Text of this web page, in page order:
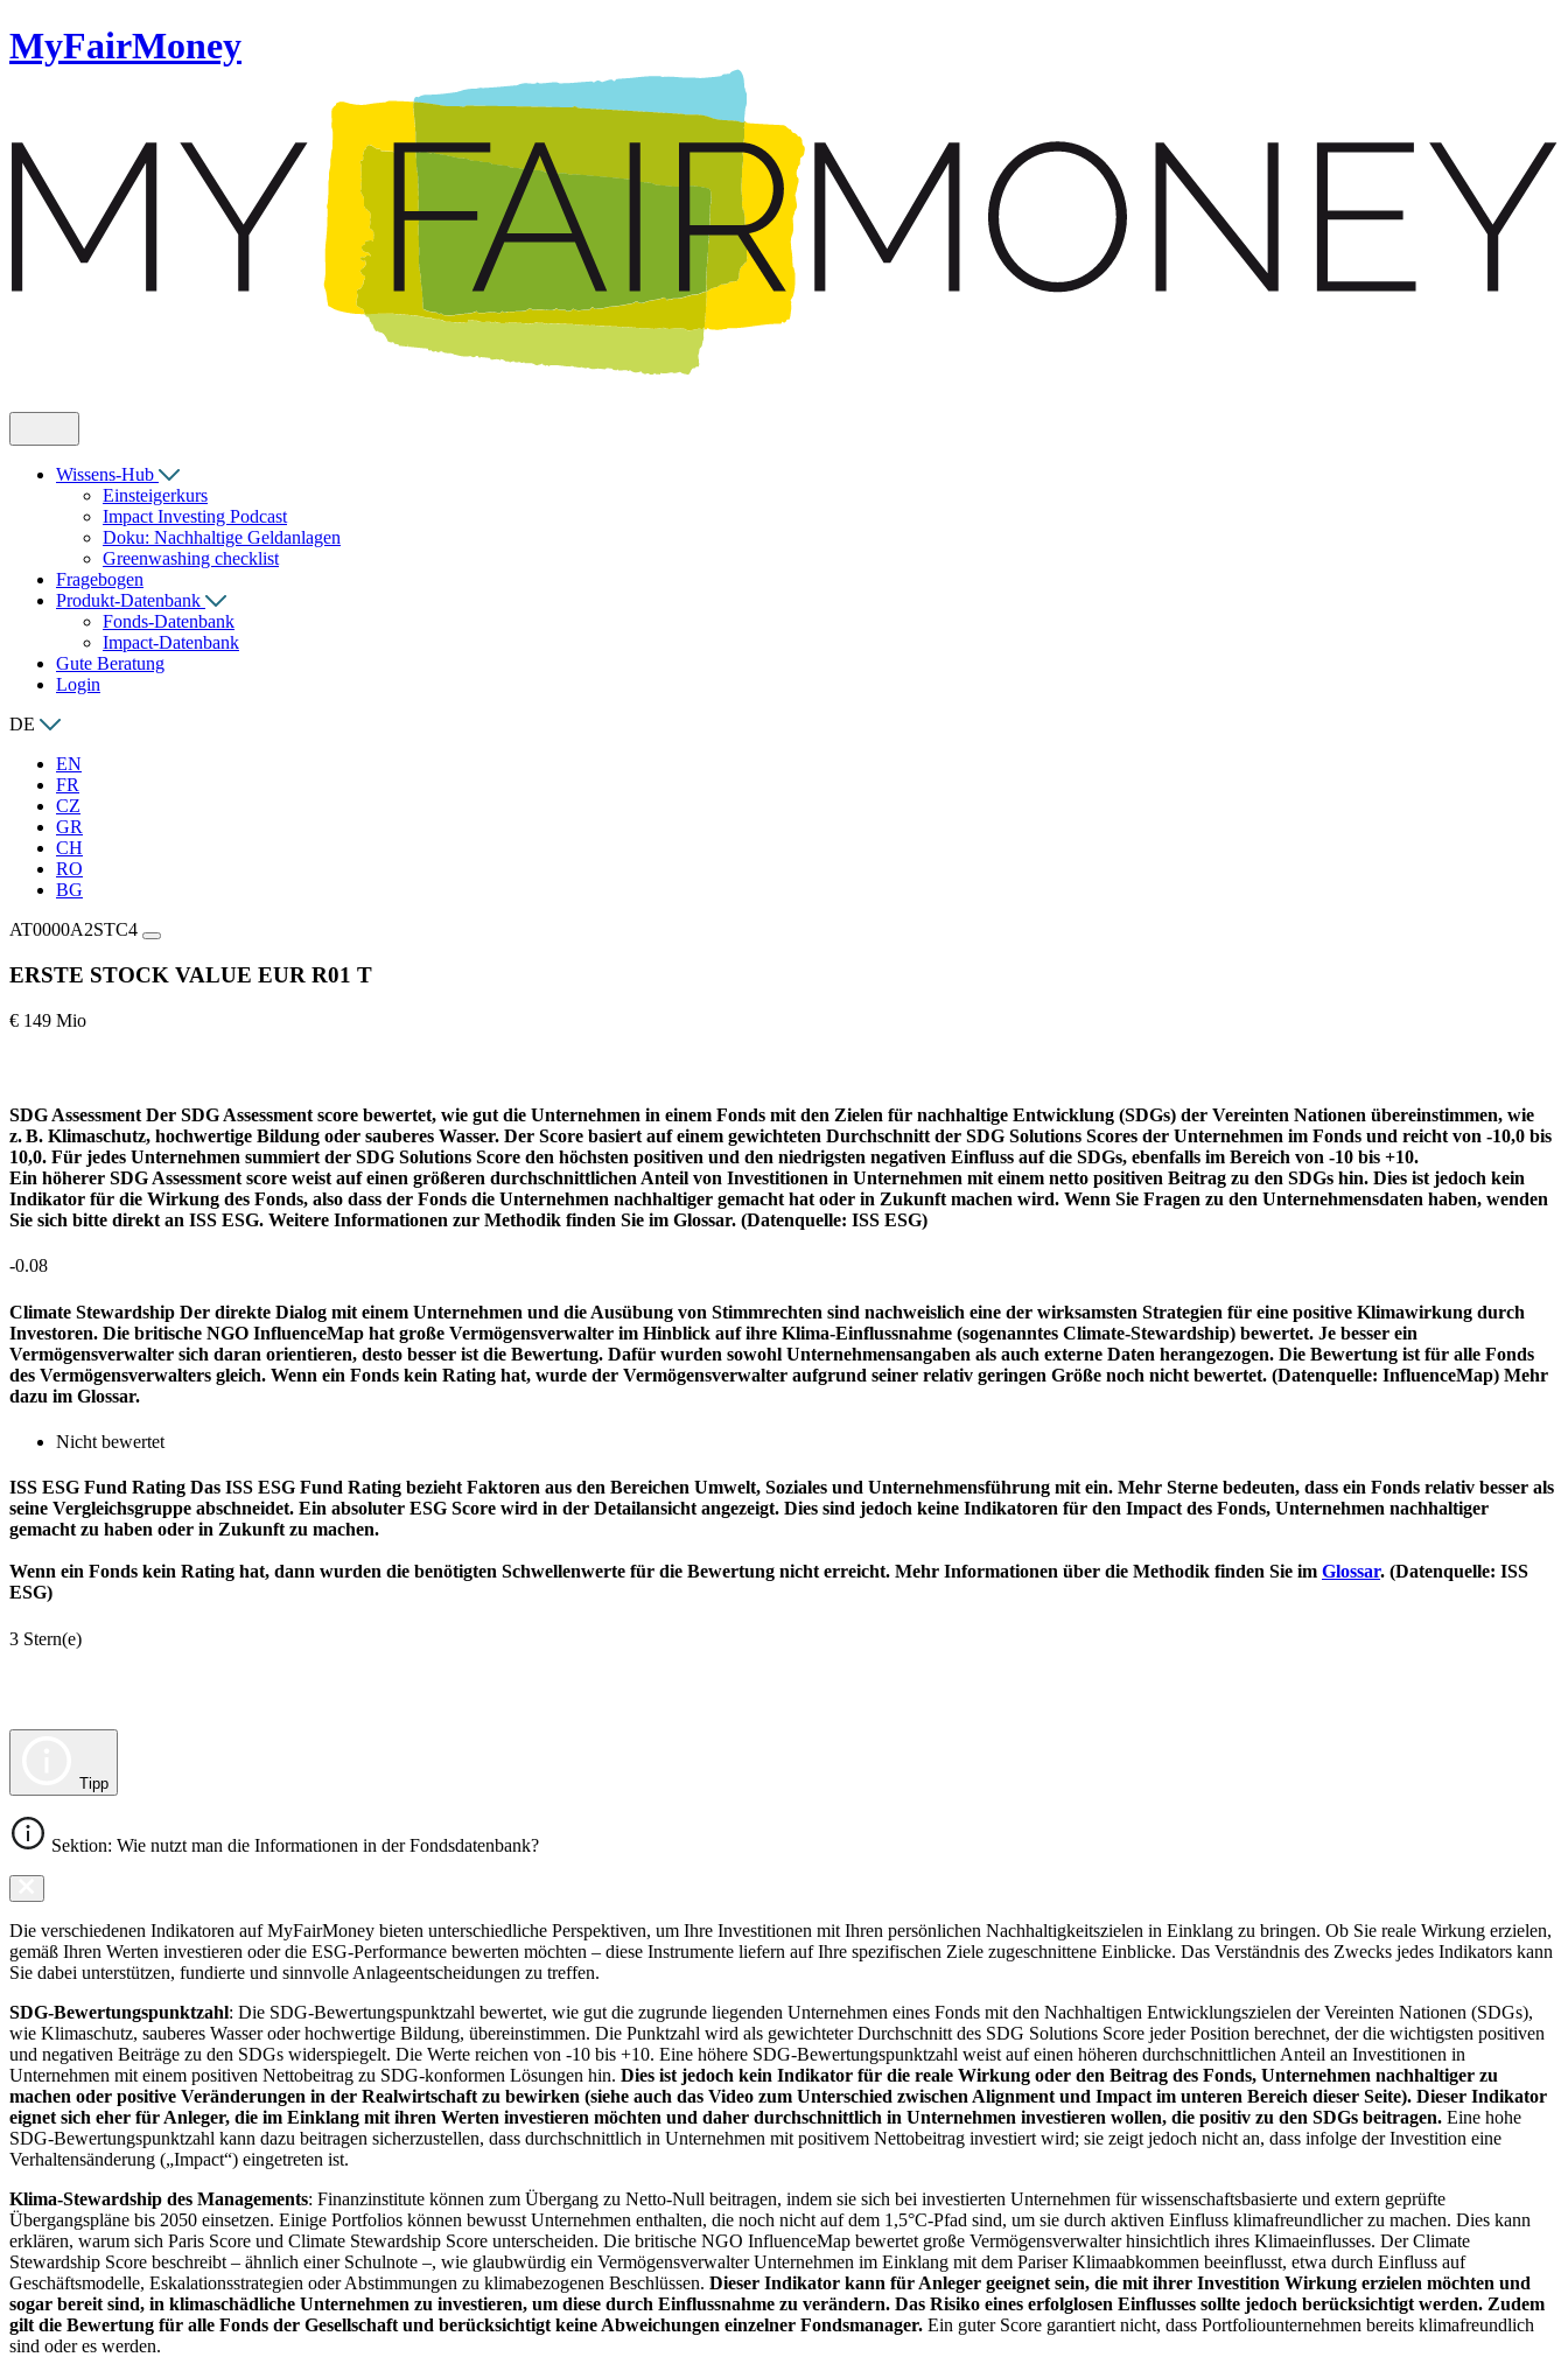
MyFairMoney
Wissens-Hub
Einsteigerkurs
Impact Investing Podcast
Doku: Nachhaltige Geldanlagen
Greenwashing checklist
Fragebogen
Produkt-Datenbank
Fonds-Datenbank
Impact-Datenbank
Gute Beratung
Login
DE
EN
FR
CZ
GR
CH
RO
BG
AT0000A2STC4
ERSTE STOCK VALUE EUR R01 T
€ 149 Mio
SDG Assessment Der SDG Assessment score bewertet, wie gut die Unternehmen in einem Fonds mit den Zielen für nachhaltige Entwicklung (SDGs) der Vereinten Nationen übereinstimmen, wie
z. B. Klimaschutz, hochwertige Bildung oder sauberes Wasser. Der Score basiert auf einem gewichteten Durchschnitt der SDG Solutions Scores der Unternehmen im Fonds und reicht von -10,0 bis
10,0. Für jedes Unternehmen summiert der SDG Solutions Score den höchsten positiven und den niedrigsten negativen Einfluss auf die SDGs, ebenfalls im Bereich von -10 bis +10.
Ein höherer SDG Assessment score weist auf einen größeren durchschnittlichen Anteil von Investitionen in Unternehmen mit einem netto positiven Beitrag zu den SDGs hin. Dies ist jedoch kein
Indikator für die Wirkung des Fonds, also dass der Fonds die Unternehmen nachhaltiger gemacht hat oder in Zukunft machen wird. Wenn Sie Fragen zu den Unternehmensdaten haben, wenden
Sie sich bitte direkt an ISS ESG. Weitere Informationen zur Methodik finden Sie im Glossar. (Datenquelle: ISS ESG)
-0.08
Climate Stewardship Der direkte Dialog mit einem Unternehmen und die Ausübung von Stimmrechten sind nachweislich eine der wirksamsten Strategien für eine positive Klimawirkung durch
Investoren. Die britische NGO InfluenceMap hat große Vermögensverwalter im Hinblick auf ihre Klima-Einflussnahme (sogenanntes Climate-Stewardship) bewertet. Je besser ein
Vermögensverwalter sich daran orientieren, desto besser ist die Bewertung. Dafür wurden sowohl Unternehmensangaben als auch externe Daten herangezogen. Die Bewertung ist für alle Fonds
des Vermögensverwalters gleich. Wenn ein Fonds kein Rating hat, wurde der Vermögensverwalter aufgrund seiner relativ geringen Größe noch nicht bewertet. (Datenquelle: InfluenceMap) Mehr
dazu im Glossar.
Nicht bewertet
ISS ESG Fund Rating Das ISS ESG Fund Rating bezieht Faktoren aus den Bereichen Umwelt, Soziales und Unternehmensführung mit ein. Mehr Sterne bedeuten, dass ein Fonds relativ besser als
seine Vergleichsgruppe abschneidet. Ein absoluter ESG Score wird in der Detailansicht angezeigt. Dies sind jedoch keine Indikatoren für den Impact des Fonds, Unternehmen nachhaltiger
gemacht zu haben oder in Zukunft zu machen.
Wenn ein Fonds kein Rating hat, dann wurden die benötigten Schwellenwerte für die Bewertung nicht erreicht. Mehr Informationen über die Methodik finden Sie im Glossar. (Datenquelle: ISS
ESG)
3 Stern(e)
Tipp
Sektion: Wie nutzt man die Informationen in der Fondsdatenbank?
Die verschiedenen Indikatoren auf MyFairMoney bieten unterschiedliche Perspektiven, um Ihre Investitionen mit Ihren persönlichen Nachhaltigkeitszielen in Einklang zu bringen. Ob Sie reale Wirkung erzielen,
gemäß Ihren Werten investieren oder die ESG-Performance bewerten möchten – diese Instrumente liefern auf Ihre spezifischen Ziele zugeschnittene Einblicke. Das Verständnis des Zwecks jedes Indikators kann
Sie dabei unterstützen, fundierte und sinnvolle Anlageentscheidungen zu treffen.
SDG-Bewertungspunktzahl: Die SDG-Bewertungspunktzahl bewertet, wie gut die zugrunde liegenden Unternehmen eines Fonds mit den Nachhaltigen Entwicklungszielen der Vereinten Nationen (SDGs),
wie Klimaschutz, sauberes Wasser oder hochwertige Bildung, übereinstimmen. Die Punktzahl wird als gewichteter Durchschnitt des SDG Solutions Score jeder Position berechnet, der die wichtigsten positiven
und negativen Beiträge zu den SDGs widerspiegelt. Die Werte reichen von -10 bis +10. Eine höhere SDG-Bewertungspunktzahl weist auf einen höheren durchschnittlichen Anteil an Investitionen in
Unternehmen mit einem positiven Nettobeitrag zu SDG-konformen Lösungen hin. Dies ist jedoch kein Indikator für die reale Wirkung oder den Beitrag des Fonds, Unternehmen nachhaltiger zu
machen oder positive Veränderungen in der Realwirtschaft zu bewirken (siehe auch das Video zum Unterschied zwischen Alignment und Impact im unteren Bereich dieser Seite). Dieser Indikator
eignet sich eher für Anleger, die im Einklang mit ihren Werten investieren möchten und daher durchschnittlich in Unternehmen investieren wollen, die positiv zu den SDGs beitragen. Eine hohe
SDG-Bewertungspunktzahl kann dazu beitragen sicherzustellen, dass durchschnittlich in Unternehmen mit positivem Nettobeitrag investiert wird; sie zeigt jedoch nicht an, dass infolge der Investition eine
Verhaltensänderung („Impact“) eingetreten ist.
Klima-Stewardship des Managements: Finanzinstitute können zum Übergang zu Netto-Null beitragen, indem sie sich bei investierten Unternehmen für wissenschaftsbasierte und extern geprüfte
Übergangspläne bis 2050 einsetzen. Einige Portfolios können bewusst Unternehmen enthalten, die noch nicht auf dem 1,5°C-Pfad sind, um sie durch aktiven Einfluss klimafreundlicher zu machen. Dies kann
erklären, warum sich Paris Score und Climate Stewardship Score unterscheiden. Die britische NGO InfluenceMap bewertet große Vermögensverwalter hinsichtlich ihres Klimaeinflusses. Der Climate
Stewardship Score beschreibt – ähnlich einer Schulnote –, wie glaubwürdig ein Vermögensverwalter Unternehmen im Einklang mit dem Pariser Klimaabkommen beeinflusst, etwa durch Einfluss auf
Geschäftsmodelle, Eskalationsstrategien oder Abstimmungen zu klimabezogenen Beschlüssen. Dieser Indikator kann für Anleger geeignet sein, die mit ihrer Investition Wirkung erzielen möchten und
sogar bereit sind, in klimaschädliche Unternehmen zu investieren, um diese durch Einflussnahme zu verändern. Das Risiko eines erfolglosen Einflusses sollte jedoch berücksichtigt werden. Zudem
gilt die Bewertung für alle Fonds der Gesellschaft und berücksichtigt keine Abweichungen einzelner Fondsmanager. Ein guter Score garantiert nicht, dass Portfoliounternehmen bereits klimafreundlich
sind oder es werden.